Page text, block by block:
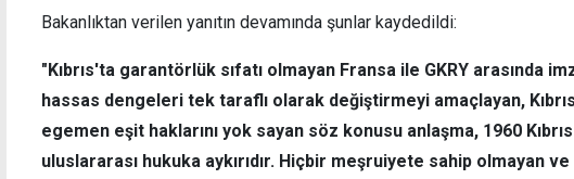
Bakanlıktan verilen yanıtın devamında şunlar kaydedildi:
"Kıbrıs'ta garantörlük sıfatı olmayan Fransa ile GKRY arasında
hassas dengeleri tek taraflı olarak değiştirmeyi amaçlayan,
egemen eşit haklarını yok sayan söz konusu anlaşma, 1960
uluslararası hukuka aykırıdır. Hiçbir meşruiyete sahip olmayan